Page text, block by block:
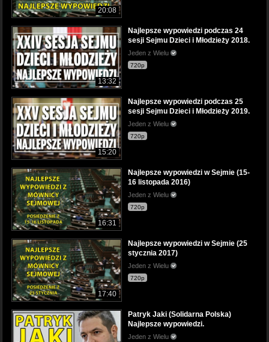
20:08
13:32
Najlepsze wypowiedzi podczas 24
sesji Sejmu Dzieci i Młodzieży 2018.
Jeden z Wielu
720p
15:20
Najlepsze wypowiedzi podczas 25
sesji Sejmu Dzieci i Młodzieży 2019.
Jeden z Wielu
720p
16:31
Najlepsze wypowiedzi w Sejmie (15-
16 listopada 2016)
Jeden z Wielu
720p
17:40
Najlepsze wypowiedzi w Sejmie (25
stycznia 2017)
Jeden z Wielu
720p
Patryk Jaki (Solidarna Polska)
Najlepsze wypowiedzi.
Jeden z Wielu